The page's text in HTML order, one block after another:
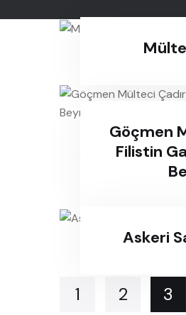
Göçmen
Filistin
Askeri
1 2 3